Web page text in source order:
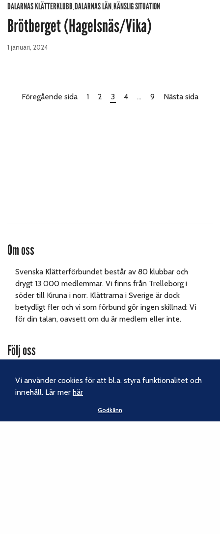
DALARNAS KLÄTTERKLUBB,DALARNAS LÄN,KÄNSLIG SITUATION
Brötberget (Hagelsnäs/Vika)
1 januari, 2024
Föregående sida 1 2 3 4 … 9 Nästa sida
Om oss
Svenska Klätterförbundet består av 80 klubbar och
drygt 13 000 medlemmar. Vi finns från Trelleborg i
söder till Kiruna i norr. Klättrarna i Sverige är dock
betydligt fler och vi som förbund gör ingen skillnad: Vi
för din talan, oavsett om du är medlem eller inte.
Följ oss
Instagram
Vi använder cookies för att bl.a. styra funktionalitet och
innehåll. Lär merhär
Godkänn